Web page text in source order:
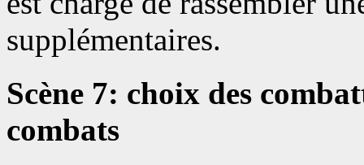
supplémentaires.
Scène 7: choix des
combats